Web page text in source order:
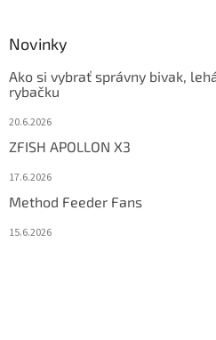
Novinky
Ako si vybrať správny bivak,
rybačku
20.6.2026
ZFISH APOLLON X3
17.6.2026
Method Feeder Fans
15.6.2026